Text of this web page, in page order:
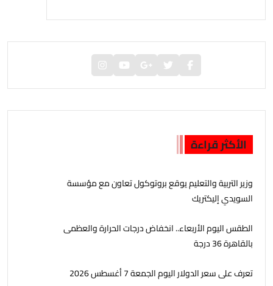
الأكثر قراءة
وزير التربية والتعليم يوقع بروتوكول تعاون مع مؤسسة
السويدي إليكتريك
الطقس اليوم الأربعاء.. انخفاض درجات الحرارة والعظمى
بالقاهرة 36 درجة
تعرف على سعر الدولار اليوم الجمعة 7 أغسطس 2026